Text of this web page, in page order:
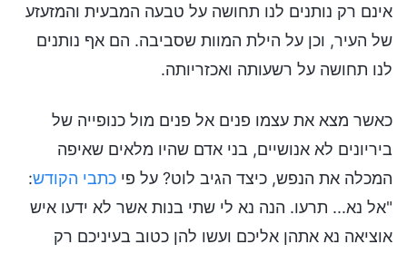
אינם רק נותנים לנו תחושה על טבעה המבעית והמזעזע
של העיר, וכן על הילת המוות שסביבה. הם אף נותנים
לנו תחושה על רשעותה ואכזריותה.
כאשר מצא את עצמו פנים אל פנים מול כנופייה של
ביריונים לא אנושיים, בני אדם שהיו מלאים שאיפה
המכלה את הנפש, כיצד הגיב לוט? על פי כתבי הקודש:
"אל נא... תרעו. הנה נא לי שתי בנות אשר לא ידעו איש
אוציאה נא אתהן אליכם ועשו להן כטוב בעיניכם רק